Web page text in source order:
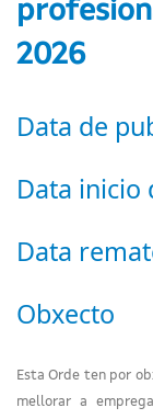
2026
Data de
Data inicio
Data
Obxecto
Esta Orde ten por
mellorar a